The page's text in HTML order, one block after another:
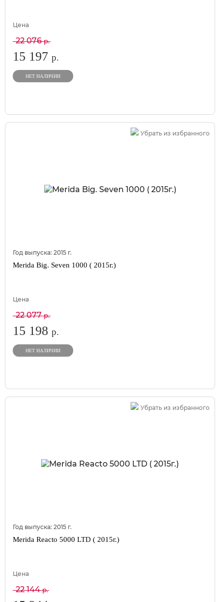
Цена
22 076р.
15 197 р.
НЕТ НАЛИЧИИ
Убрать из избранного
Год выпуска: 2015 г.
Merida Big. Seven 1000 ( 2015г.)
Цена
22 077р.
15 198 р.
НЕТ НАЛИЧИИ
Убрать из избранного
Год выпуска: 2015 г.
Merida Reacto 5000 LTD ( 2015г.)
Цена
22 144р.